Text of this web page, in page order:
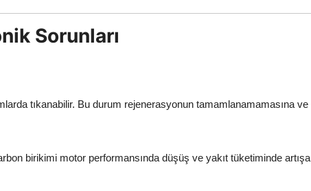
Sorunları
tıkanabilir. Bu durum rejenerasyonun tamamlanamamasına ve
birikimi motor performansında düşüş ve yakıt tüketiminde artışa